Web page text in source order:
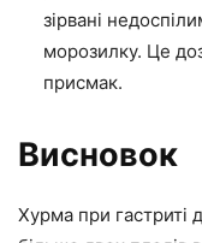
зірвані
морозилку. Це
присмак.
Висновок
Хурма при гастриті